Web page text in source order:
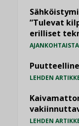
”Tulevat
erilliset
AJANKOHTAISTA
LEHDEN
LEHDEN